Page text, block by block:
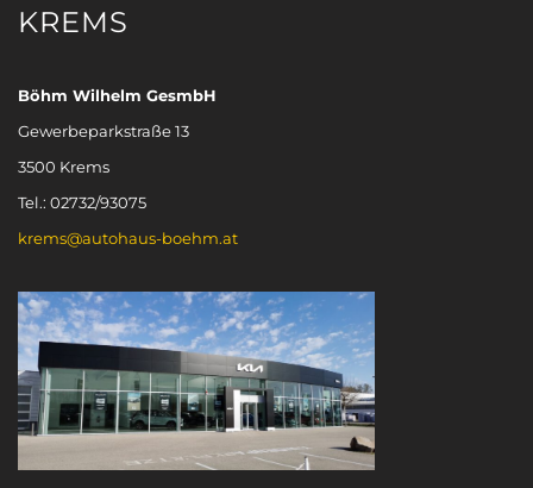
KREMS
Böhm Wilhelm GesmbH
Gewerbeparkstraße 13
3500 Krems
Tel.: 02732/93075
krems@autohaus-boehm.at